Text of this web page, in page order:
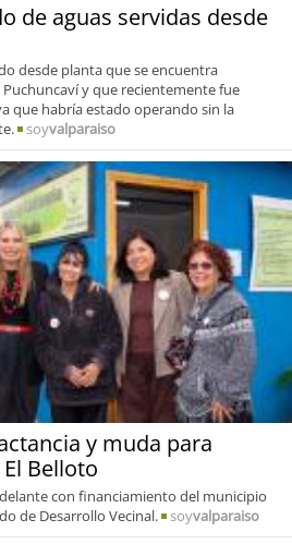
de aguas servidas desde
desde planta que se encuentra
y que recientemente fue
que habría estado operando sin la
soyvalparaiso
y muda para
Belloto
con financiamiento del municipio
de Desarrollo Vecinal.
soyvalparaiso